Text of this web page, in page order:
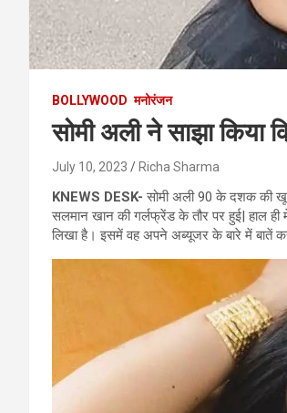
BOLLYWOOD मनोरंजन
सोमी अली ने साझा किया
July 10, 2023 Richa Sharma
KNEWS DESK- सोमी अली 90 के दशक की
सलमान खान की गर्लफ्रेंड के तौर पर हुई| हाल ही
लिखा है। इसमें वह अपने अब्यूजर के बारे में बातें